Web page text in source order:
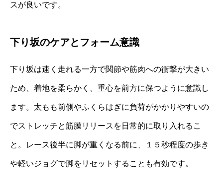
スが良いです。
下り坂のケアとフォーム意識
下り坂は速く走れる一方で関節や筋肉への衝撃が大きい
ため、着地を柔らかく、重心を前方に保つように意識し
ます。太もも前側やふくらはぎに負荷がかかりやすいの
でストレッチと筋膜リリースを日常的に取り入れるこ
と。レース後半に脚が重くなる前に、１５秒程度の歩き
や軽いジョグで脚をリセットすることも有効です。